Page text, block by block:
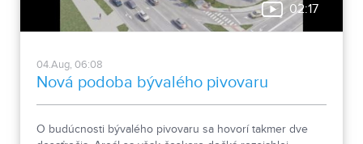
02:17
04.Aug, 06:08
Nová podoba bývalého pivovaru
O budúcnosti bývalého pivovaru sa hovorí takmer dve